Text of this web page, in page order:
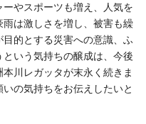
やスポーツも増え、人気を
は激しさを増し、被害も繰
的とする災害への意識、ふ
いう気持ちの醸成は、今後
川レガッタが末永く続きま
の気持ちをお伝えしたいと